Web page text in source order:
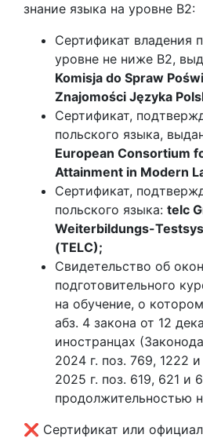
знание языка на уровне B2:
Сертификат владения
уровне не ниже B2,
Komisja do Spraw
Znajomości Języka
Сертификат,
польского языка,
European Consortium
Attainment in Modern
Сертификат,
польского языка: telc
Weiterbildungs-
(TELC);
Свидетельство об
подготовительного
на обучение, о
абз. 4 закона от 12
иностранцах
2024 г. поз. 769, 1222
2025 г. поз. 619, 621 и
продолжительностью
❌ Сертификат или